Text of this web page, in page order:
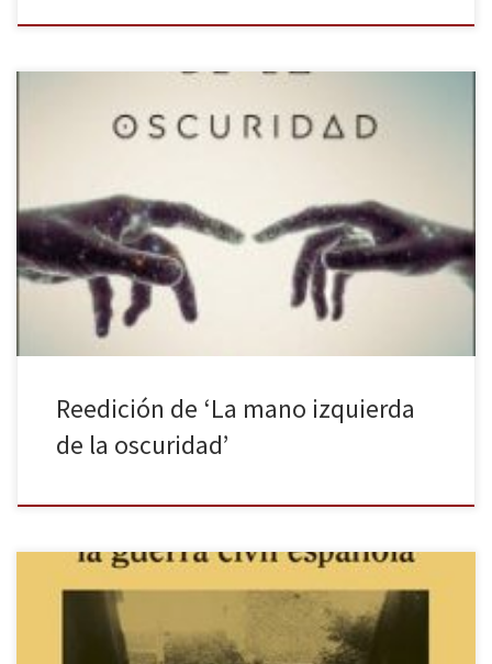
reedición de La mano izquierda de la oscuridad de Ursula K. Le
Guin. Una novela de ciencia ficción publicada en 1969 que llegó a
España en 1973 de la mano de Minotauro en su colección Otros
Mundos traducida por Francisco Abelenda. […]
Reedición de ‘La mano izquierda
de la oscuridad’
En los últimos años son varios los estudios dedicados, por un lado,